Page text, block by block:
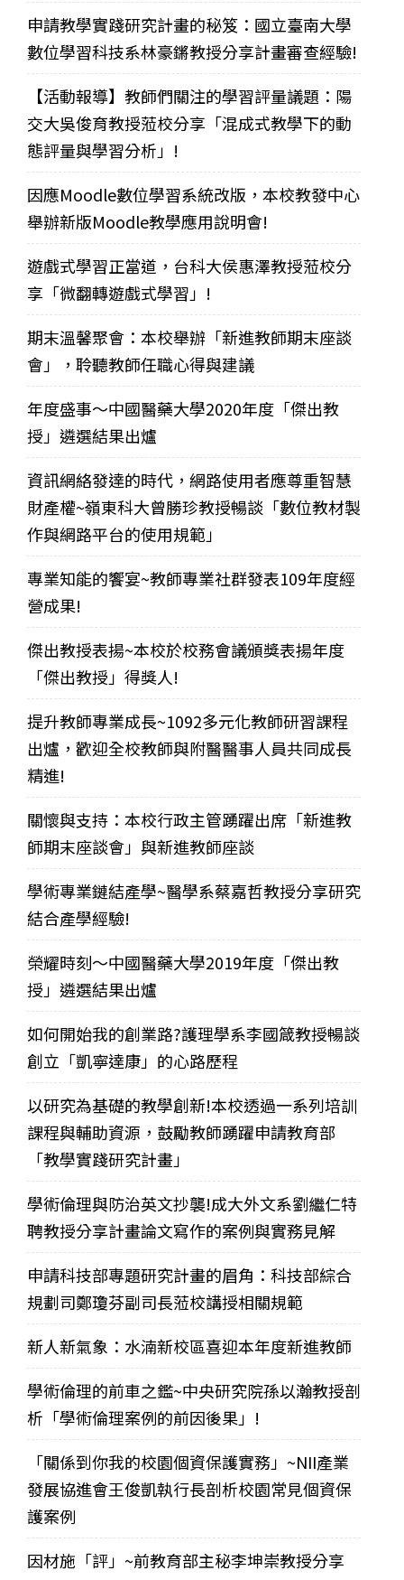
申請教學實踐研究計畫的秘笈：國立臺南大學
數位學習科技系林豪鏘教授分享計畫審查經驗!
【活動報導】教師們關注的學習評量議題：陽
交大吳俊育教授蒞校分享「混成式教學下的動
態評量與學習分析」!
因應Moodle數位學習系統改版，本校教發中心
舉辦新版Moodle教學應用說明會!
遊戲式學習正當道，台科大侯惠澤教授蒞校分
享「微翻轉遊戲式學習」!
期末溫馨聚會：本校舉辦「新進教師期末座談
會」，聆聽教師任職心得與建議
年度盛事～中國醫藥大學2020年度「傑出教
授」遴選結果出爐
資訊網絡發達的時代，網路使用者應尊重智慧
財產權~嶺東科大曾勝珍教授暢談「數位教材製
作與網路平台的使用規範」
專業知能的饗宴~教師專業社群發表109年度經
營成果!
傑出教授表揚~本校於校務會議頒獎表揚年度
「傑出教授」得獎人!
提升教師專業成長~1092多元化教師研習課程
出爐，歡迎全校教師與附醫醫事人員共同成長
精進!
關懷與支持：本校行政主管踴躍出席「新進教
師期末座談會」與新進教師座談
學術專業鏈結產學~醫學系蔡嘉哲教授分享研究
結合產學經驗!
榮耀時刻～中國醫藥大學2019年度「傑出教
授」遴選結果出爐
如何開始我的創業路?護理學系李國箴教授暢談
創立「凱寧達康」的心路歷程
以研究為基礎的教學創新!本校透過一系列培訓
課程與輔助資源，鼓勵教師踴躍申請教育部
「教學實踐研究計畫」
學術倫理與防治英文抄襲!成大外文系劉繼仁特
聘教授分享計畫論文寫作的案例與實務見解
申請科技部專題研究計畫的眉角：科技部綜合
規劃司鄭瓊芬副司長蒞校講授相關規範
新人新氣象：水湳新校區喜迎本年度新進教師
學術倫理的前車之鑑~中央研究院孫以瀚教授剖
析「學術倫理案例的前因後果」!
「關係到你我的校園個資保護實務」~NII產業
發展協進會王俊凱執行長剖析校園常見個資保
護案例
因材施「評」~前教育部主秘李坤崇教授分享